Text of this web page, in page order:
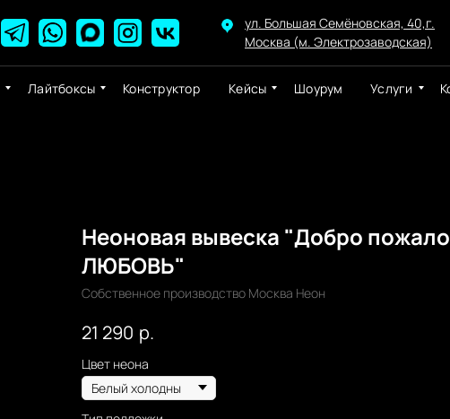
Лайтбоксы Конструктор Кейсы Услуги
ул. Большая Семёновская, 40,г.
Москва (м. Электрозаводская)
Шоурум
Неоновая вывеска "Добро
ЛЮБОВЬ"
Собственное производство Москва Неон
21 290 р.
Цвет неона